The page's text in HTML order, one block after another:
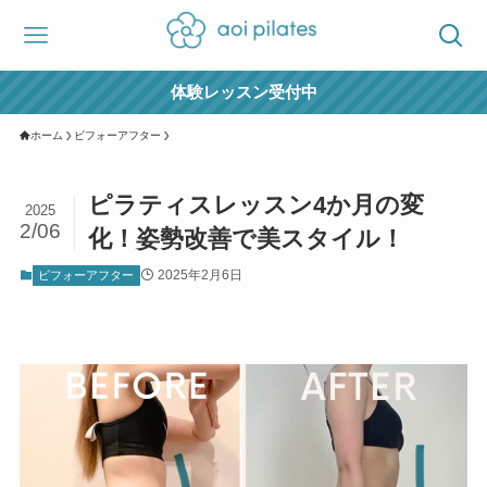
体験レッスン受付中
ホーム ビフォーアフター
ピラティスレッスン4か月の変
化！姿勢改善で美スタイル！
2025
2/06
ビフォーアフター 2025年2月6日